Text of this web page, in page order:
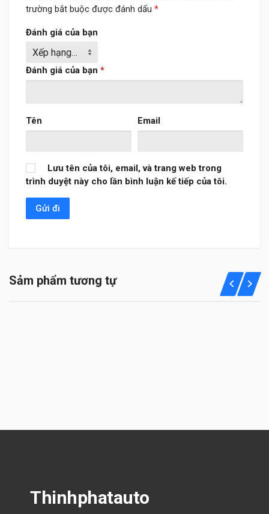
trường bắt buộc được đánh dấu *
Đánh giá của bạn
Đánh giá của bạn *
Tên Email
Lưu tên của tôi, email, và trang web trong
trình duyệt này cho lần bình luận kế tiếp của tôi.
Sảm phẩm tương tự
Thinhphatauto